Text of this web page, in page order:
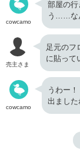
cowcamo
部屋の行
う……な
売主さま
足元のフ
に貼って
cowcamo
うわー
出ました